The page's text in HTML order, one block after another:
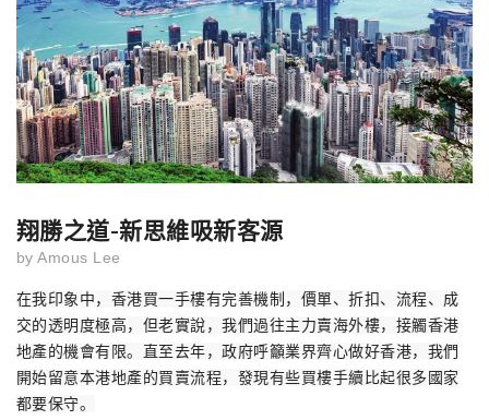
翔勝之道-新思維吸新客源
by Amous Lee
在我印象中，香港買一手樓有完善機制，價單、折扣、流程、成
交的透明度極高，但老實說，我們過往主力賣海外樓，接觸香港
地產的機會有限。直至去年，政府呼籲業界齊心做好香港，我們
開始留意本港地產的買賣流程，發現有些買樓手續比起很多國家
都要保守。